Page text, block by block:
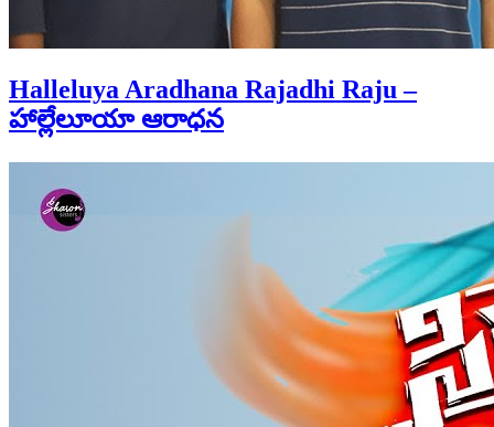
Halleluya Aradhana Rajadhi Raju –
హాల్లేలూయా ఆరాధన